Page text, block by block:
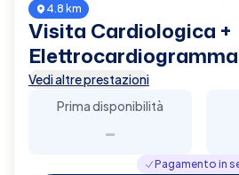
4.8 km
Visita Cardiologica +
Vedi altre prestazioni
Prima disponibilità
-
Pagamento in